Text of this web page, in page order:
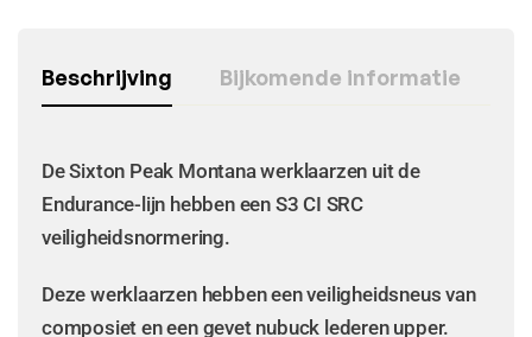
Beschrijving Bijkomende informatie
De Sixton Peak Montana werklaarzen uit de
Endurance-lijn hebben een S3 CI SRC
veiligheidsnormering.
Deze werklaarzen hebben een veiligheidsneus van
composiet en een gevet nubuck lederen upper.